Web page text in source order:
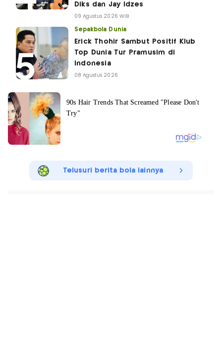
Diks dan Jay Idzes
09 Agustus 2026 WIB
Sepakbola Dunia
Erick Thohir Sambut Positif Klub
Top Dunia Tur Pramusim di
Indonesia
08 Agustus 2026
Telusuri berita bola lainnya